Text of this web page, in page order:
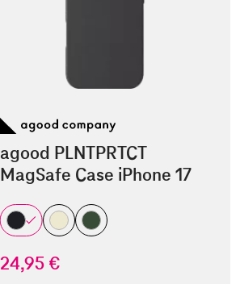
agood PLNTPRTCT
MagSafe Case iPhone 17
24,95 €